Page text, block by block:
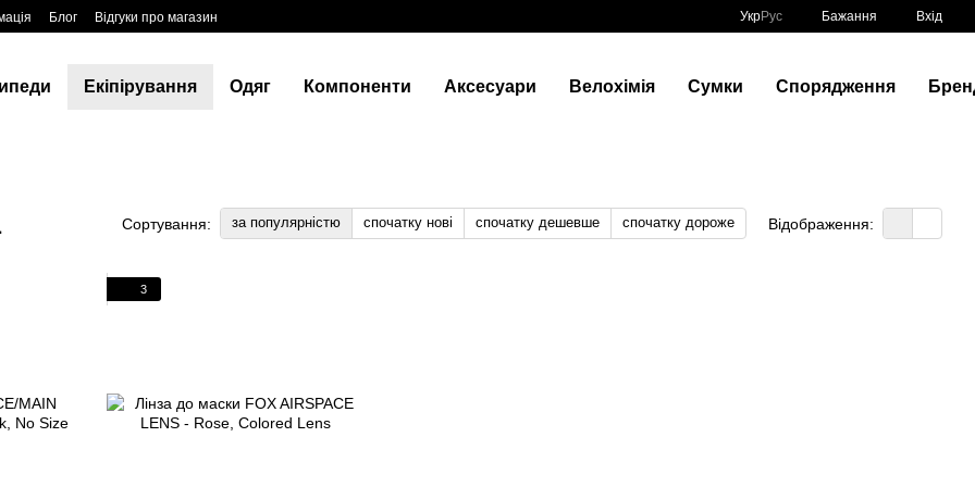
Блог Відгуки про магазин УкрРус Бажання Вхід
Екіпірування Одяг Компоненти Аксесуари Велохімія Сумки Спорядження
Сортування: за популярністю спочатку нові спочатку дешевше спочатку дороже Відображення:
3